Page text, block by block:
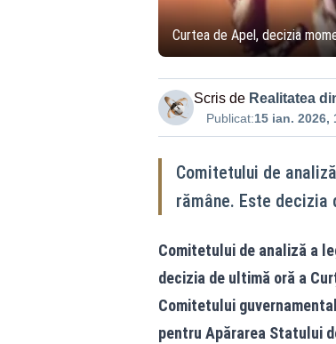
Curtea de Apel, decizia
Scris de Realitatea
Publicat:15 ian. 2026,
Comitetului de
rămâne. Este
Comitetului de analiză a
decizia de ultimă oră a
Comitetului
pentru Apărarea Statului